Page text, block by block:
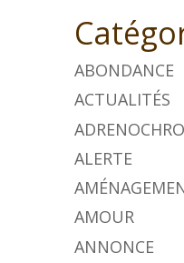
ABONDANCE
ACTUALITÉS
ALERTE
AMOUR
ANNONCE